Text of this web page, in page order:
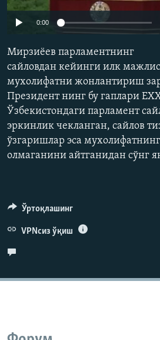
720p
0:00
Мирзиёев парламентнинг
сайловдан кейинги илк
мухолифатни жонлантириш
Президент нинг бу гаплари
Ўзбекистондаги парламент
эркинлик чекланган, сайлов
ўзгаришлар эса
олмаганини айтганидан сўнг
Ўртоқлашинг
VPNсиз ўқиш